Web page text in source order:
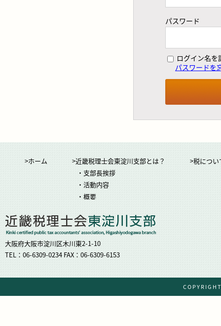
パスワード
ログイン名を
パスワードを
>ホーム
>近畿税理士会東淀川支部とは？
・支部長挨拶
・活動内容
・概要
>税につ
大阪府大阪市淀川区木川東2-1-10
TEL：06-6309-0234 FAX：06-6309-6153